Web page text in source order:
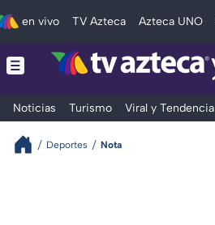
en vivo TV Azteca Azteca UNO
Noticias Turismo Viral y Tendencia
Deportes Nota